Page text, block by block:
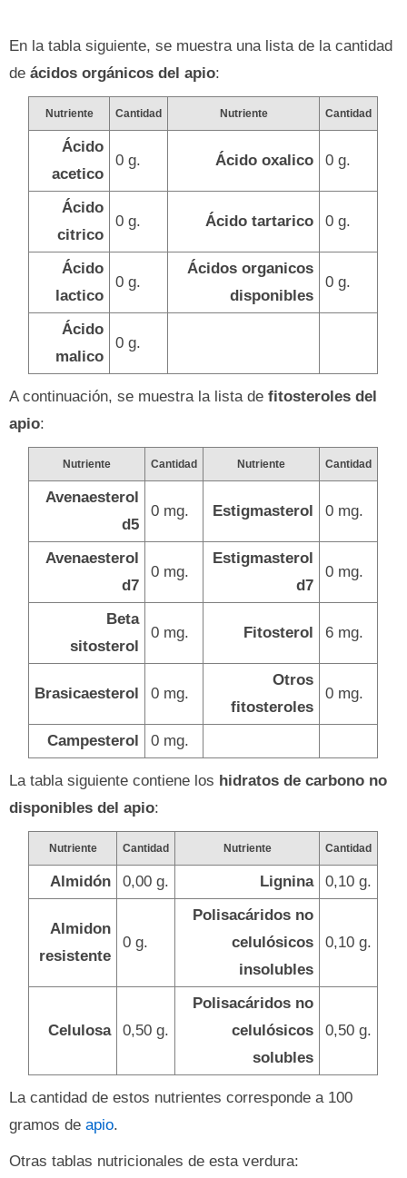
En la tabla siguiente, se muestra una lista de la cantidad
de ácidos orgánicos del apio:
Nutriente Cantidad Nutriente Cantidad
Ácido
acetico
0 g. Ácido oxalico 0 g.
Ácido
citrico
0 g. Ácido tartarico 0 g.
Ácido
lactico
0 g.
Ácidos organicos
disponibles
0 g.
Ácido
malico
0 g.
A continuación, se muestra la lista de fitosteroles del
apio:
Nutriente Cantidad Nutriente Cantidad
Avenaesterol
d5
0 mg. Estigmasterol 0 mg.
Avenaesterol
d7
0 mg.
Estigmasterol
d7
0 mg.
Beta
sitosterol
0 mg. Fitosterol 6 mg.
Brasicaesterol 0 mg.
Otros
fitosteroles
0 mg.
Campesterol 0 mg.
La tabla siguiente contiene los hidratos de carbono no
disponibles del apio:
Nutriente Cantidad Nutriente Cantidad
Almidón 0,00 g. Lignina 0,10 g.
Almidon
resistente
0 g.
Polisacáridos no
celulósicos
insolubles
0,10 g.
Celulosa 0,50 g.
Polisacáridos no
celulósicos
solubles
0,50 g.
La cantidad de estos nutrientes corresponde a 100
gramos de apio.
Otras tablas nutricionales de esta verdura: